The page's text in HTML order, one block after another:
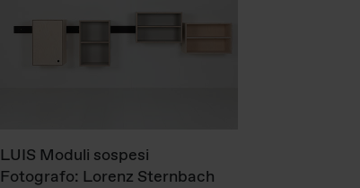
LUIS Moduli sospesi
Fotografo: Lorenz Sternbach